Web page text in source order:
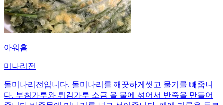
아워홈
미나리전
돌미나리전입니다. 돌미나리를 깨끗하게씻고 물기를 빼줍니
다. 부침가루와 튀김가루 소금 을 물에 섞어서 반죽을 만들어